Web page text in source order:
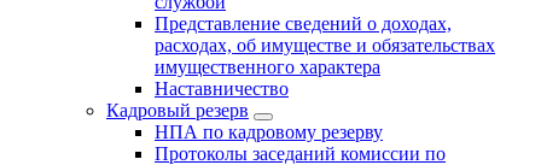
Представление сведений о доходах,
расходах, об имуществе и обязательствах
имущественного характера
Наставничество
Кадровый резерв
НПА по кадровому резерву
Протоколы заседаний комиссии по